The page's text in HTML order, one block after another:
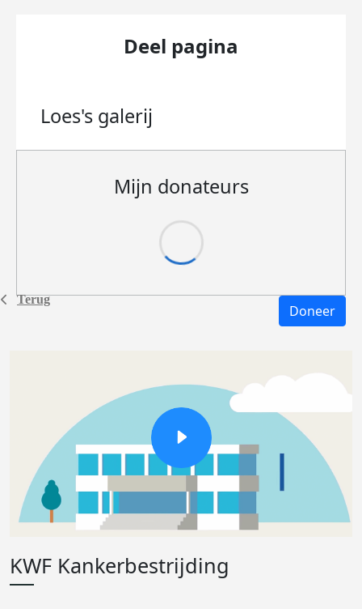
Terug
Deel pagina
Loes's galerij
Mijn donateurs
Doneer
KWF Kankerbestrijding